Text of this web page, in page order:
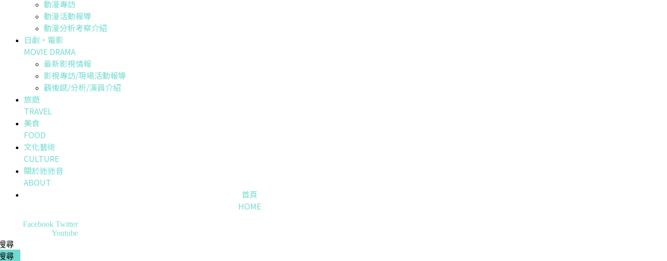
動漫專訪
動漫活動報導
動漫分析考察介紹
日劇・電影
MOVIE DRAMA
最新影視情報
影視專訪/現場活動報導
觀後感/分析/演員介紹
旅遊
TRAVEL
美食
FOOD
文化藝術
CULTURE
關於迷迷音
ABOUT
首頁
HOME
Facebook Twitter
Youtube
尋
尋